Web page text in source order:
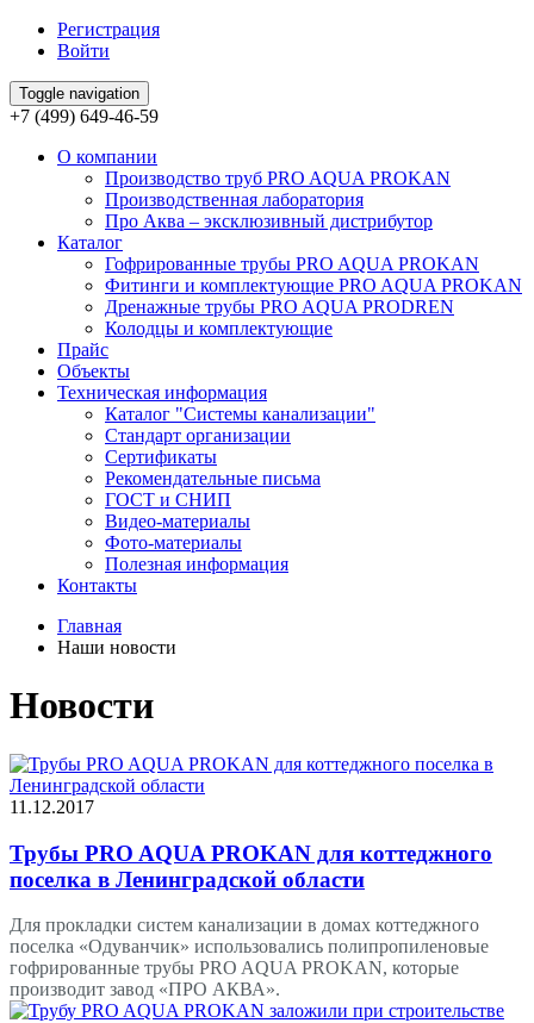
Регистрация
Войти
Toggle navigation
+7 (499) 649-46-59
О компании
Производство труб PRO AQUA PROKAN
Производственная лаборатория
Про Аква – эксклюзивный дистрибутор
Каталог
Гофрированные трубы PRO AQUA PROKAN
Фитинги и комплектующие PRO AQUA PROKAN
Дренажные трубы PRO AQUA PRODREN
Колодцы и комплектующие
Прайс
Объекты
Техническая информация
Каталог "Системы канализации"
Стандарт организации
Сертификаты
Рекомендательные письма
ГОСТ и СНИП
Видео-материалы
Фото-материалы
Полезная информация
Контакты
Главная
Наши новости
Новости
11.12.2017
Трубы PRO AQUA PROKAN для коттеджного
поселка в Ленинградской области
Для прокладки систем канализации в домах коттеджного
поселка «Одуванчик» использовались полипропиленовые
гофрированные трубы PRO AQUA PROKAN, которые
производит завод «ПРО АКВА».